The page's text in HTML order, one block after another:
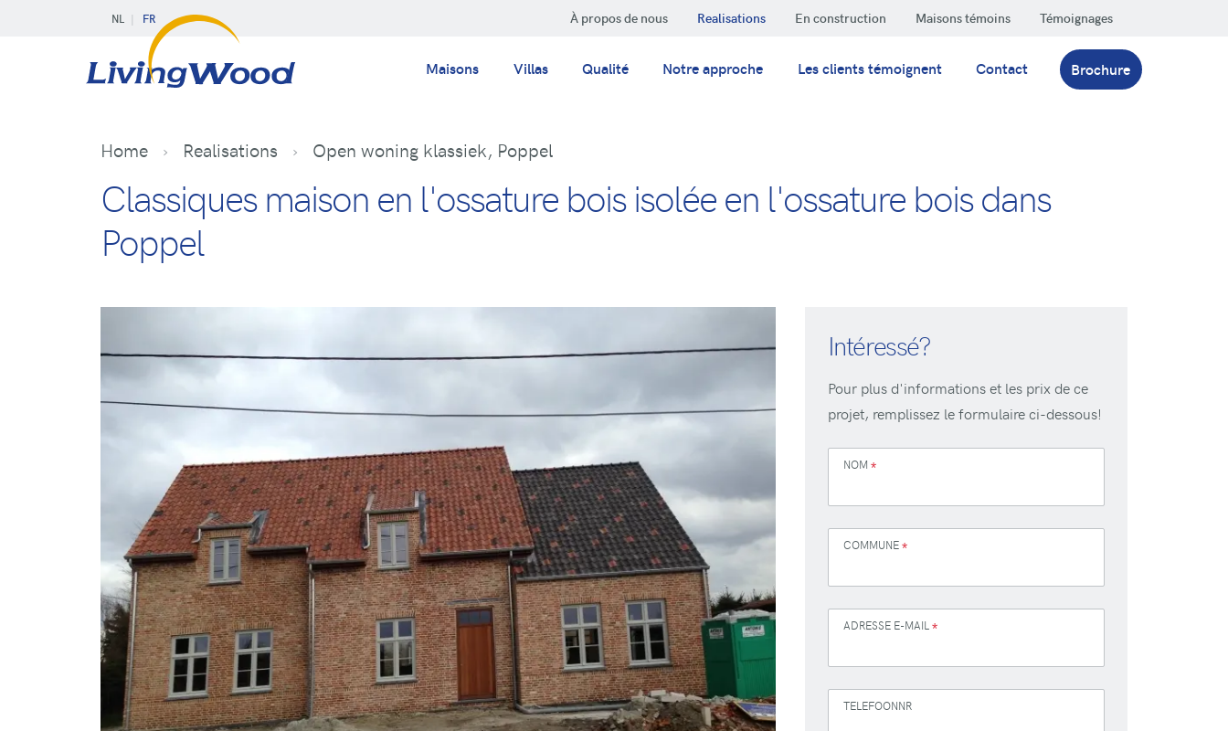
NL FR À propos de nous Realisations En construction Maisons témoins Témoignages
Maisons Villas Qualité Notre approche Les clients témoignent Contact Brochure
Home Realisations Open woning klassiek, Poppel
Classiques maison en l'ossature bois isolée en l'ossature bois dans
Poppel
Intéressé?
Pour plus d'informations et les prix de ce
projet, remplissez le formulaire ci-dessous!
NOM *
COMMUNE*
ADRESSE E-MAIL *
TELEFOONNR